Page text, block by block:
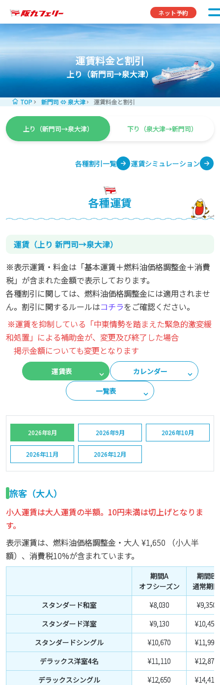
ネット予約
運賃料金と割引
上り（新門司→泉大津）
TOP 新門司 ⇔ 泉大津 運賃料金と割引
上り（新門司→泉大津） 下り（泉大津→新門司）
各種割引一覧 運賃シミュレーション
各種運賃
運賃（上り 新門司→泉大津）
※表示運賃・料金は「基本運賃＋燃料油価格調整金＋消費
税」が含まれた金額で表示しております。
各種割引に関しては、燃料油価格調整金には適用されませ
ん。割引に関するルールはコチラをご確認ください。
※運賃を抑制している「中東情勢を踏まえた緊急的激変緩
和処置」による補助金が、変更及び終了した場合
掲示金額についても変更となります
運賃表
カレンダー
一覧表
2026年8月 2026年9月 2026年10月
2026年11月 2026年12月
旅客（大人）
小人運賃は大人運賃の半額。10円未満は切上げとなりま
す。
表示運賃は、燃料油価格調整金・大人 ¥1,650
（小人半
額）、消費税10%が含まれています。
期間A
オフシーズン
期間B
通常期間
スタンダード和室
¥8,030
¥9,350
スタンダード洋室
¥9,130
¥10,450
スタンダードシングル
¥10,670
¥11,990
デラックス洋室4名
¥11,110
¥12,870
デラックスシングル
¥12,650
¥14,410